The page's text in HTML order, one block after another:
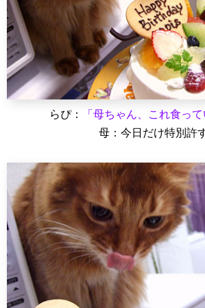
らぴ：
「母ちゃん、これ食って
母：今日だけ特別許